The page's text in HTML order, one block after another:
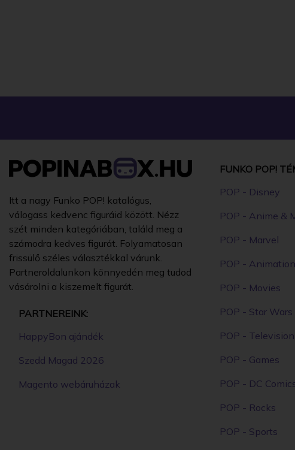
Itt a nagy Funko POP! katalógus,
válogass kedvenc figuráid között. Nézz
szét minden kategóriában, találd meg a
számodra kedves figurát. Folyamatosan
frissülő széles választékkal várunk.
Partneroldalunkon könnyedén meg tudod
vásárolni a kiszemelt figurát.
PARTNEREINK:
HappyBon ajándék
Szedd Magad 2026
Magento webáruházak
FUNKO POP!
POP - Disney
POP - Anime &
POP - Marvel
POP - Animation
POP - Movies
POP - Star Wars
POP - Television
POP - Games
POP - DC
POP - Rocks
POP - Sports